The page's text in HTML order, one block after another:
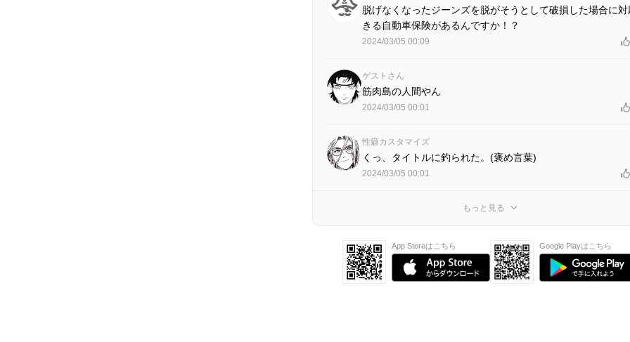
脱げなくなったジーンズを脱がそうとして破損した場合に対
きる自動車保険があるんですか！？
2024/03/05 00:09
ゲストさん
筋肉島の人間やん
2024/03/05 00:01
性癖カスタマイズ
くっ、タイトルに釣られた。(褒め言葉)
2024/03/05 00:01
もっと見る
App Storeはこちら Google Playはこちら